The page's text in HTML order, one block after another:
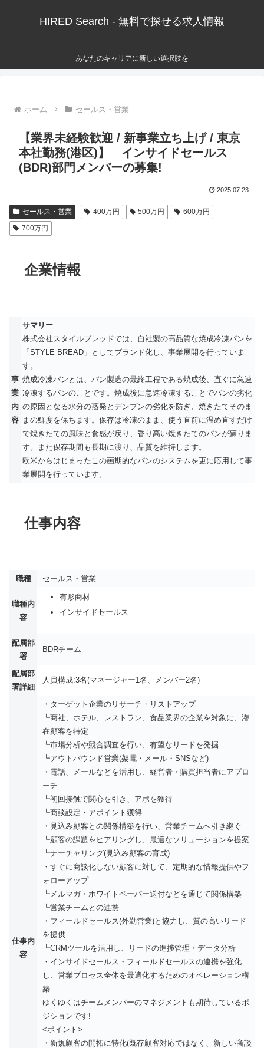
HIRED Search - 無料で探せる求人情報
あなたのキャリアに新しい選択肢を
ホーム セールス・営業
【業界未経験歓迎 / 新事業立ち上げ / 東京
本社勤務(港区)】 インサイドセールス
(BDR)部門メンバーの募集!
2025.07.23
セールス・営業 400万円 500万円
600万円
700万円
企業情報
事
業
内
容
サマリー
株式会社スタイルブレッドでは、自社製の高品質な焼成冷凍パンを
「STYLE BREAD」としてブランド化し、事業展開を行っていま
す。
焼成冷凍パンとは、パン製造の最終工程である焼成後、直ぐに急速
冷凍するパンのことです。焼成後に急速冷凍することでパンの劣化
の原因となる水分の蒸発とデンプンの劣化を防ぎ、焼きたてそのま
まの鮮度を保ちます。保存は冷凍のまま、使う直前に温め直すだけ
で焼きたての風味と食感が戻り、香り高い焼きたてのパンが蘇りま
す。また保存期間も長期に渡り、品質を維持します。
欧米からはじまったこの画期的なパンのシステムを更に応用して事
業展開を行っています。
仕事内容
職種 セールス・営業
職種内
容
有形商材
インサイドセールス
配属部
署
BDRチーム
配属部
署詳細
人員構成:3名(マネージャー1名、メンバー2名)
仕事内
容
・ターゲット企業のリサーチ・リストアップ
┗商社、ホテル、レストラン、食品業界の企業を対象に、潜
在顧客を特定
┗市場分析や競合調査を行い、有望なリードを発掘
┗アウトバウンド営業(架電・メール・SNSなど)
・電話、メールなどを活用し、経営者・購買担当者にアプロ
ーチ
┗初回接触で関心を引き、アポを獲得
┗商談設定・アポイント獲得
・見込み顧客との関係構築を行い、営業チームへ引き継ぐ
┗顧客の課題をヒアリングし、最適なソリューションを提案
┗ナーチャリング(見込み顧客の育成)
・すぐに商談化しない顧客に対して、定期的な情報提供やフ
ォローアップ
┗メルマガ・ホワイトペーパー送付などを通じて関係構築
┗営業チームとの連携
・フィールドセールス(外勤営業)と協力し、質の高いリード
を提供
┗CRMツールを活用し、リードの進捗管理・データ分析
・インサイドセールス・フィールドセールスの連携を強化
し、営業プロセス全体を最適化するためのオペレーション構
築
ゆくゆくはチームメンバーのマネジメントも期待しているポ
ジションです!
<ポイント>
・新規顧客の開拓に特化(既存顧客対応ではなく、新しい商談